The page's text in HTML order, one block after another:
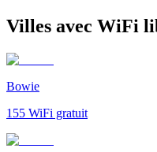
Villes avec WiFi
Bowie
155 WiFi gratuit